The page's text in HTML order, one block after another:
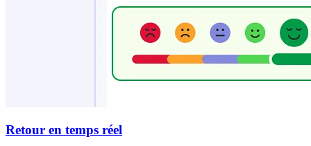
Retour en temps réel